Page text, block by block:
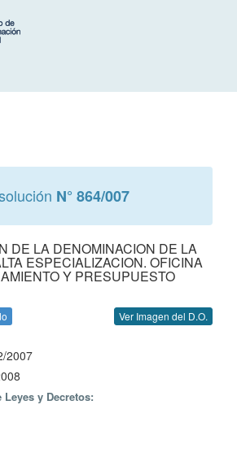
N° 864/007
DE LA DENOMINACION DE LA
ESPECIALIZACION. OFICINA
Y PRESUPUESTO
Ver Imagen del D.O.
2007
y Decretos: